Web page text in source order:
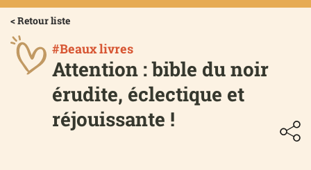
< Retour liste
#Beaux livres
Attention : bible du noir
érudite, éclectique et
réjouissante !